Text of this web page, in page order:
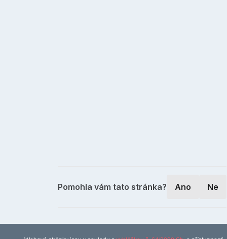
Pomohla vám tato stránka? Ano Ne